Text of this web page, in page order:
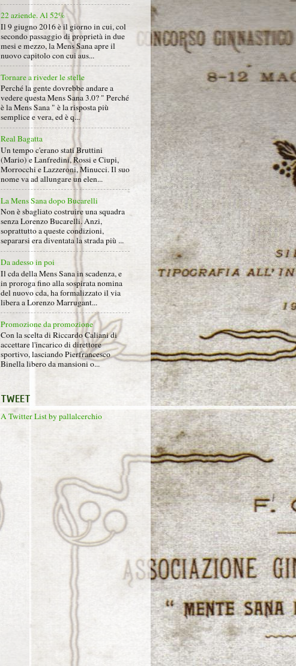
22 aziende. Al 52%
Il 9 giugno 2016 è il giorno in cui, col
secondo passaggio di proprietà in due
mesi e mezzo, la Mens Sana apre il
nuovo capitolo con cui aus...
Tornare a riveder le stelle
Perché la gente dovrebbe andare a
vedere questa Mens Sana 3.0? " Perché
è la Mens Sana " è la risposta più
semplice e vera, ed è q...
Real Bagatta
Un tempo c'erano stati Bruttini
(Mario) e Lanfredini, Rossi e Ciupi,
Morrocchi e Lazzeroni, Minucci. Il suo
nome va ad allungare un elen...
La Mens Sana dopo Bucarelli
Non è sbagliato costruire una squadra
senza Lorenzo Bucarelli. Anzi,
soprattutto a queste condizioni,
separarsi era diventata la strada più ...
Da adesso in poi
Il cda della Mens Sana in scadenza, e
in proroga fino alla sospirata nomina
del nuovo cda, ha formalizzato il via
libera a Lorenzo Marrugant...
Promozione da promozione
Con la scelta di Riccardo Caliani di
accettare l'incarico di direttore
sportivo, lasciando Pierfrancesco
Binella libero da mansioni o...
TWEET
A Twitter List by pallalcerchio